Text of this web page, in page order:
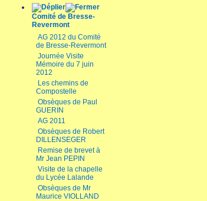
Comité de Bresse-
Revermont
AG 2012 du Comité
de Bresse-Revermont
Journée Visite
Mémoire du 7 juin
2012
Les chemins de
Compostelle
Obsèques de Paul
GUERIN
AG 2011
Obsèques de Robert
DILLENSEGER
Remise de brevet à
Mr Jean PEPIN
Visite de la chapelle
du Lycée Lalande
Obsèques de Mr
Maurice VIOLLAND